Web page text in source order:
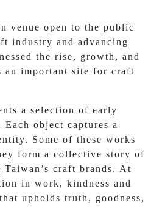
venue open to the public
industry and advancing
the rise, growth, and
an important site for craft
a selection of early
object captures a
Some of these works
form a collective story of
craft brands. At
in work, kindness and
upholds truth, goodness,